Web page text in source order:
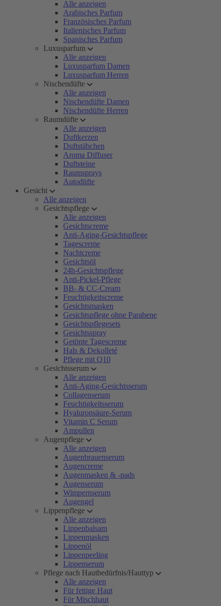
Alle anzeigen
Arabisches Parfum
Französisches Parfum
Italienisches Parfum
Spanisches Parfum
Luxusparfum
Alle anzeigen
Luxusparfum Damen
Luxusparfum Herren
Nischendüfte
Alle anzeigen
Nischendüfte Damen
Nischendüfte Herren
Raumdüfte
Alle anzeigen
Duftkerzen
Duftstäbchen
Aroma Diffuser
Duftsteine
Raumsprays
Autodüfte
Gesicht
Alle anzeigen
Gesichtspflege
Alle anzeigen
Gesichtscreme
Anti-Aging-Gesichtspflege
Tagescreme
Nachtcreme
Gesichtsöl
24h-Gesichtspflege
Anti-Pickel-Pflege
BB- & CC-Cream
Feuchtigkeitscreme
Gesichtsmasken
Gesichtspflege ohne Parabene
Gesichtspflegesets
Gesichtsspray
Getönte Tagescreme
Hals & Dekolleté
Pflege mit Q10
Gesichtsserum
Alle anzeigen
Anti-Aging-Gesichtsserum
Collagenserum
Feuchtigkeitsserum
Hyaluronsäure-Serum
Vitamin C Serum
Ampullen
Augenpflege
Alle anzeigen
Augenbrauenserum
Augencreme
Augenmasken & -pads
Augenserum
Wimpernserum
Augengel
Lippenpflege
Alle anzeigen
Lippenbalsam
Lippenmasken
Lippenöl
Lippenpeeling
Lippenserum
Pflege nach Hautbedürfnis/Hauttyp
Alle anzeigen
Für fettige Haut
Für Mischhaut